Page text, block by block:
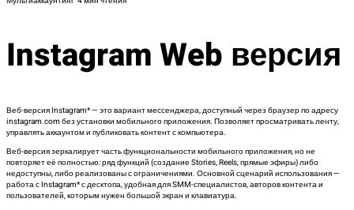
Instagram Web версия
Веб-версия Instagram* — это вариант мессенджера, доступный через браузер по адресу
instagram.com без установки мобильного приложения. Позволяет просматривать ленту,
управлять аккаунтом и публиковать контент с компьютера.
Веб-версия зеркалирует часть функциональности мобильного приложения, но не
повторяет её полностью: ряд функций (создание Stories, Reels, прямые эфиры) либо
недоступны, либо реализованы с ограничениями. Основной сценарий использования —
работа с Instagram* с десктопа, удобная для SMM-специалистов, авторов контента и
пользователей, которым нужен большой экран и клавиатура.